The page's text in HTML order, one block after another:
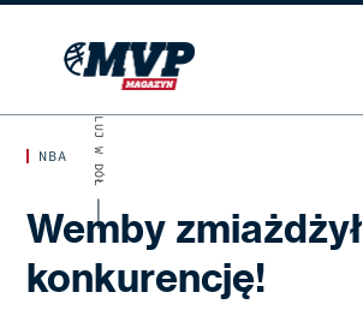
NBA
Wemby zmiażdżył
konkurencję!
SKROLUJ W DÓŁ